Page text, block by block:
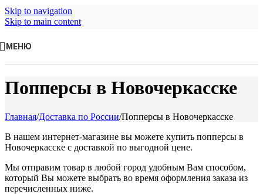
Skip to navigation
Skip to main content
МЕНЮ
Попперсы в Новочеркасске
Главная/Доставка по России/Попперсы в Новочеркасске
В нашем интернет-магазине вы можете купить попперсы в
Новочеркасске с доставкой по выгодной цене.
Мы отправим товар в любой город удобным Вам способом,
который Вы можете выбрать во время оформления заказа из
перечисленных ниже.